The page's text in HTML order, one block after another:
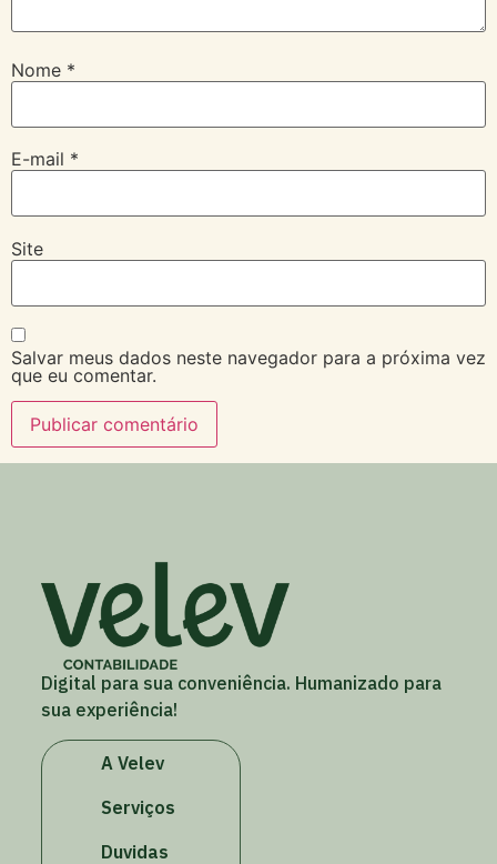
Nome *
E-mail *
Site
Salvar meus dados neste navegador para a próxima vez
que eu comentar.
Digital para sua conveniência. Humanizado para
sua experiência!
A Velev
Serviços
Duvidas